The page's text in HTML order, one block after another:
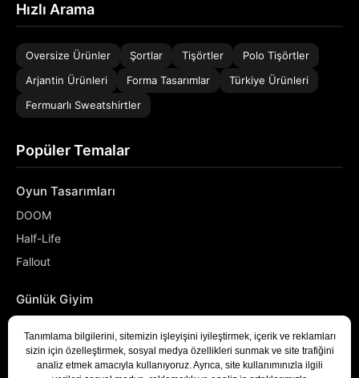
Hızlı Arama
Oversize Ürünler Şortlar Tişörtler
Polo Tişörtler
Arjantin Ürünleri
Forma Tasarımlar
Türkiye Ürünleri
Fermuarlı Sweatshirtler
Popüler Temalar
Oyun Tasarımları
DOOM
Half-Life
Fallout
Günlük Giyim
Denizci
Developer